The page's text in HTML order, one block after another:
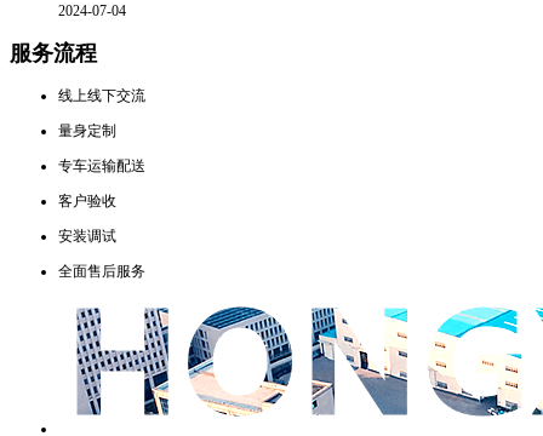
2024-07-04
服务流程
线上线下交流
量身定制
专车运输配送
客户验收
安装调试
全面售后服务